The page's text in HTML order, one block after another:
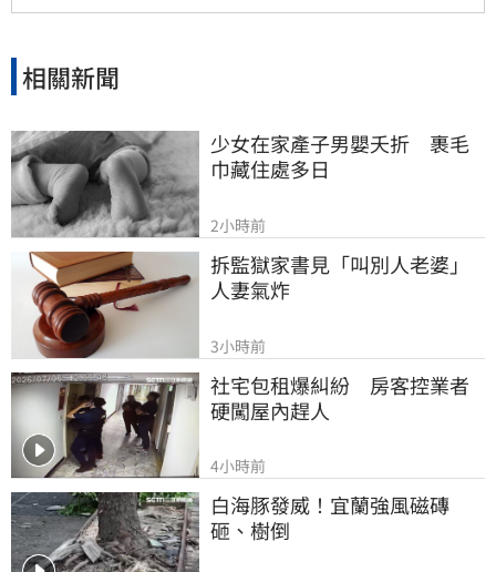
相關新聞
少女在家產子男嬰夭折　裹毛
巾藏住處多日
2小時前
拆監獄家書見「叫別人老婆」
人妻氣炸
3小時前
社宅包租爆糾紛　房客控業者
硬闖屋內趕人
4小時前
白海豚發威！宜蘭強風磁磚
砸、樹倒